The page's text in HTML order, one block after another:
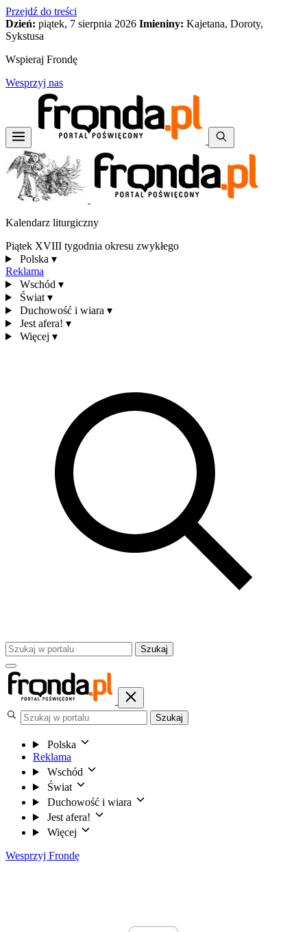
Przejdź do treści
Dzień: piątek, 7 sierpnia 2026 Imieniny: Kajetana, Doroty,
Sykstusa
Wspieraj Frondę
Wesprzyj nas
Kalendarz liturgiczny
Piątek XVIII tygodnia okresu zwykłego
Polska ▾
Reklama
Wschód ▾
Świat ▾
Duchowość i wiara ▾
Jest afera! ▾
Więcej ▾
Szukaj
Szukaj
Polska
Reklama
Wschód
Świat
Duchowość i wiara
Jest afera!
Więcej
Wesprzyj Frondę